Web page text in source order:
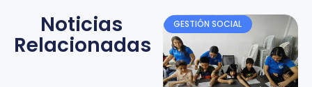
Noticias
Relacionadas
GESTIÓN SOCIAL